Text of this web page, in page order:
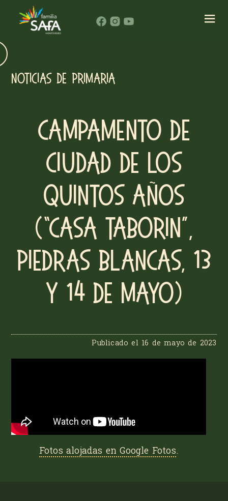
NOTICIAS DE PRIMARIA
Campamento de
Ciudad de los
Quintos años
(“Casa Taborin”,
Piedras Blancas, 13
y 14 de mayo)
Publicado el 16 de mayo de 2023
Fotos alojadas enGoogle Fotos.